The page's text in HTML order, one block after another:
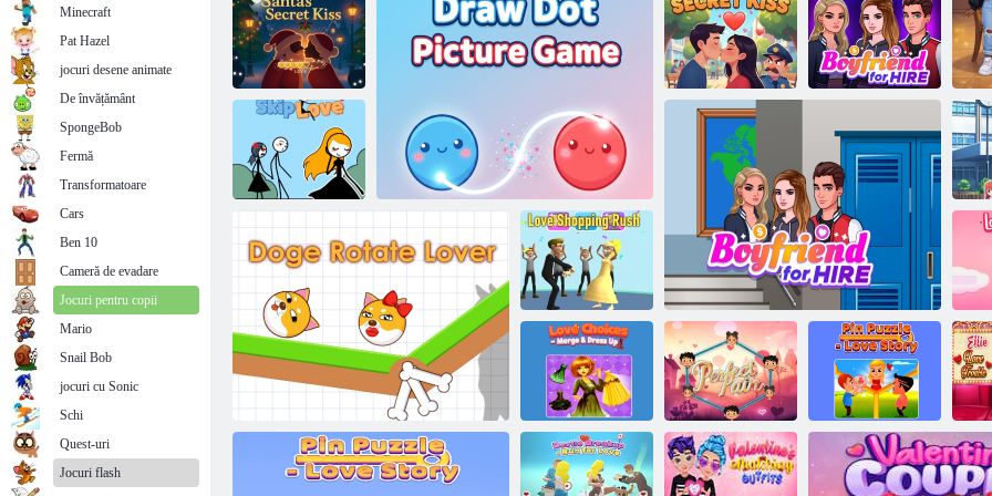
Baschet saruturi Chaturi fierbinți cu fete
Iubește inimile
ascunse
Sărutul secret al
lui Moș Crăciun
Joc Draw Dot Picture
Sărut secret
Iubit De
Închiriat
Adoră
cumpărăturile
Alegeri de
dragoste -
Fuzionați și
Perechea
Pin Puzzle -
Povestea de
Minecraft
Pat Hazel
jocuri desene animate
De învățământ
SpongeBob
Fermă
Transformatoare
Cars
Ben 10
Cameră de evadare
Jocuri pentru copii
Mario
Snail Bob
jocuri cu Sonic
Schi
Quest-uri
Jocuri flash